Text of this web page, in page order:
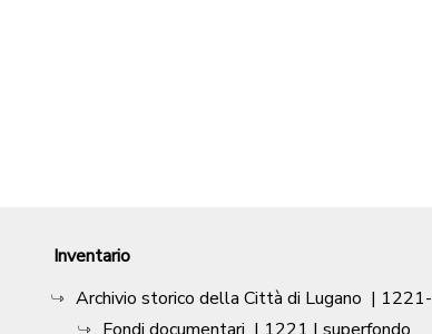
Inventario
Archivio storico della Città di Lugano | 1221-